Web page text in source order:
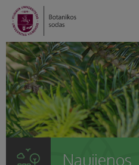
Naujienos